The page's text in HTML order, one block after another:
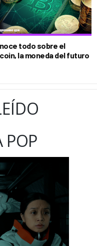
todo sobre el
la moneda del futuro
POP